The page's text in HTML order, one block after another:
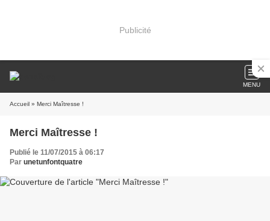
Publicité
MENU
Accueil » Merci Maîtresse !
Merci Maîtresse !
Publié le 11/07/2015 à 06:17
Par unetunfontquatre